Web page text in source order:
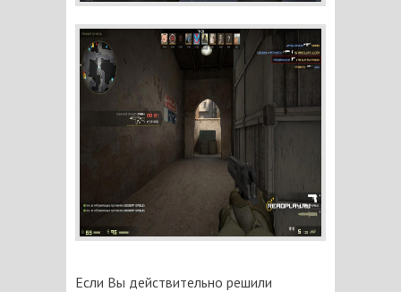
Если Вы действительно решили